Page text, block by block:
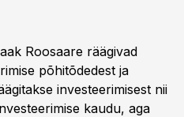
Roosaare räägivad
põhitõdedest ja
investeerimisest nii
kaudu, aga